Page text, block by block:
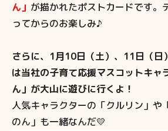
ん」 が描かれたポストカードです。
ってからのお楽しみ♪
さらに、1月10日（土）、11日（日
は当社の子育て応援マスコットキャ
ん」が大山に遊びに行くよ！
人気キャラクターの「クルリン」や
のん」も一緒なんだ💛